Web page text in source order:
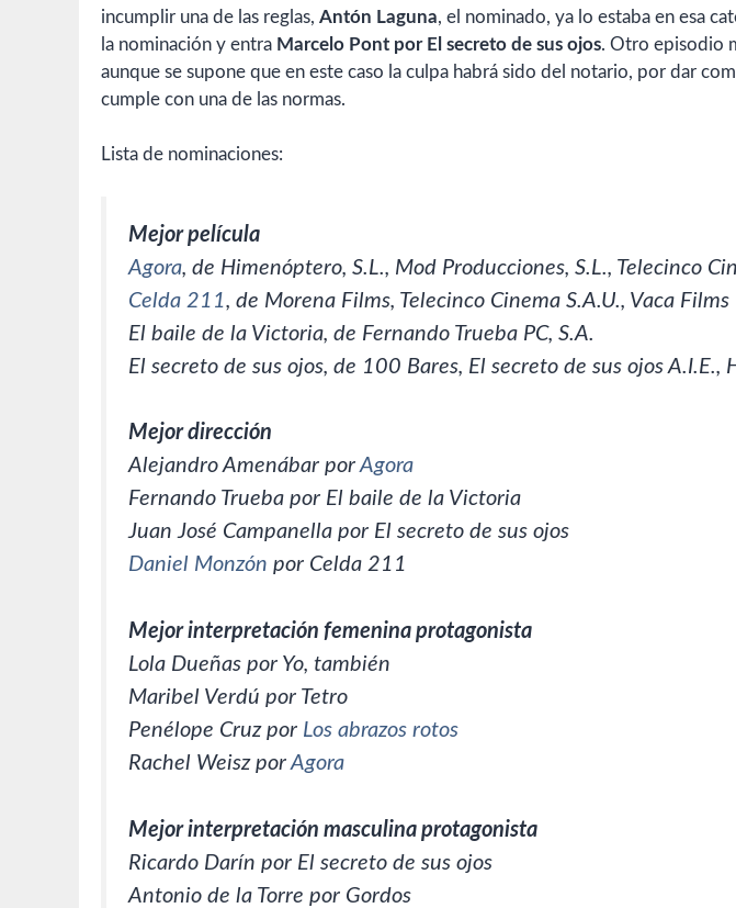
incumplir una de las reglas, Antón Laguna, el nominado, ya lo estaba en esa
la nominación y entra Marcelo Pont por El secreto de sus ojos. Otro episodio
aunque se supone que en este caso la culpa habrá sido del notario, por dar
cumple con una de las normas.
Lista de nominaciones:
Mejor película
Agora, de Himenóptero, S.L., Mod Producciones, S.L., Telecinco
Celda 211, de Morena Films, Telecinco Cinema S.A.U., Vaca Films
El baile de la Victoria, de Fernando Trueba PC, S.A.
El secreto de sus ojos, de 100 Bares, El secreto de sus ojos A.I.E.,
Mejor dirección
Alejandro Amenábar porAgora
Fernando Trueba por El baile de la Victoria
Juan José Campanella por El secreto de sus ojos
Daniel Monzón por Celda 211
Mejor interpretación femenina protagonista
Lola Dueñas por Yo, también
Maribel Verdú por Tetro
Penélope Cruz por Los abrazos rotos
Rachel Weisz por Agora
Mejor interpretación masculina protagonista
Ricardo Darín por El secreto de sus ojos
Antonio de la Torre por Gordos